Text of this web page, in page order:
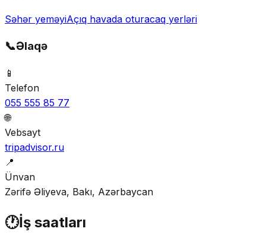
Səhər yeməyiAçıq havada oturacaq yerləri
📞Əlaqə
📱
Telefon
055 555 85 77
🌐
Vebsayt
tripadvisor.ru
📍
Ünvan
Zərifə Əliyeva, Bakı, Azərbaycan
🕐İş saatları